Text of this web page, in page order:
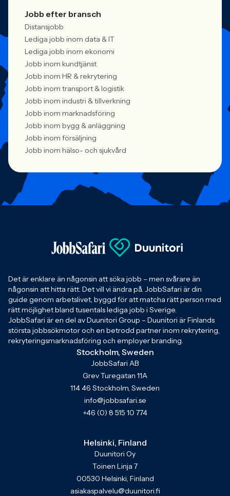
Jobb efter bransch
Distansjobb
Lediga jobb inom data & IT
Lediga jobb inom ekonomi
Jobb inom kundtjänst
Jobb inom HR & rekrytering
Jobb inom transport & logistik
Jobb inom industri & tillverkning
Jobb inom marknadsföring
Jobb inom bygg & anläggning
Jobb inom försäljning
Jobb inom hälso- och sjukvård
Det är enklare än någonsin att söka jobb – men svårare än
någonsin att hitta rätt. Det vill vi ändra på. JobbSafari är din
guide genom arbetslivet, byggd för att matcha rätt person med
rätt möjlighet bland tusentals lediga jobb i Sverige.
JobbSafari är en del av Duunitori Group – Duunitori är Finlands
största jobbsökmotor och en betrodd partner inom rekrytering,
rekryteringsmarknadsföring och employer branding.
Stockholm, Sweden
JobbSafari AB
Grev Turegatan 11A
114 46 Stockholm, Sweden
info@jobbsafari.se
+46 (0) 8 515 10 774
Helsinki, Finland
Duunitori Oy
Toinen Linja 7
00530 Helsinki, Finland
asiakaspalvelu@duunitori.fi